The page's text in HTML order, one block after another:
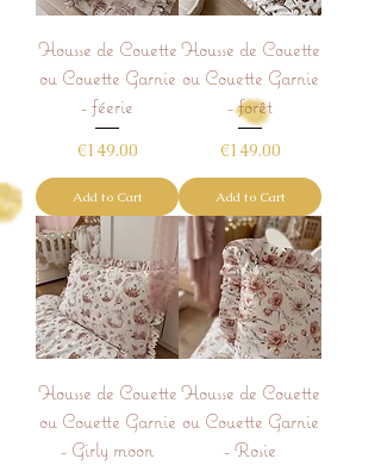
Housse de Couette
ou Couette Garnie
- féerie
Price
€149.00
Add to Cart
Housse de Couette
ou Couette Garnie
- forêt
Price
€149.00
Add to Cart
Housse de Couette
ou Couette Garnie
- Girly moon
Housse de Couette
ou Couette Garnie
- Rosie